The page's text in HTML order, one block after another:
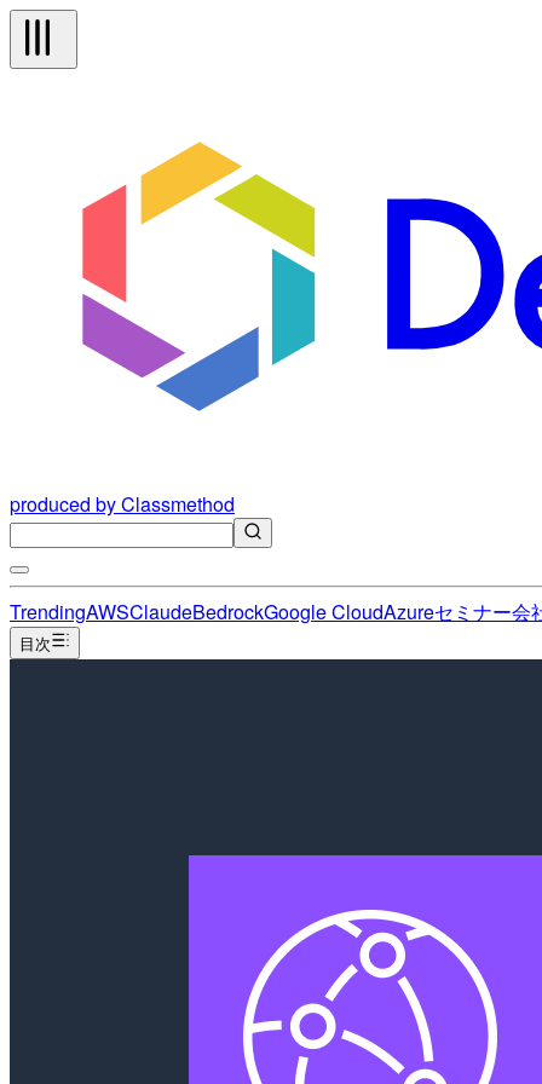
produced by Classmethod
TrendingAWSClaudeBedrockGoogle CloudAzureセミナー会
目次